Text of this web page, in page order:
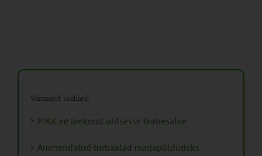
Viimased uudised
PIKK.ee teekond ühtsesse teabesalve
Ammendatud turbaalad marjapõldudeks